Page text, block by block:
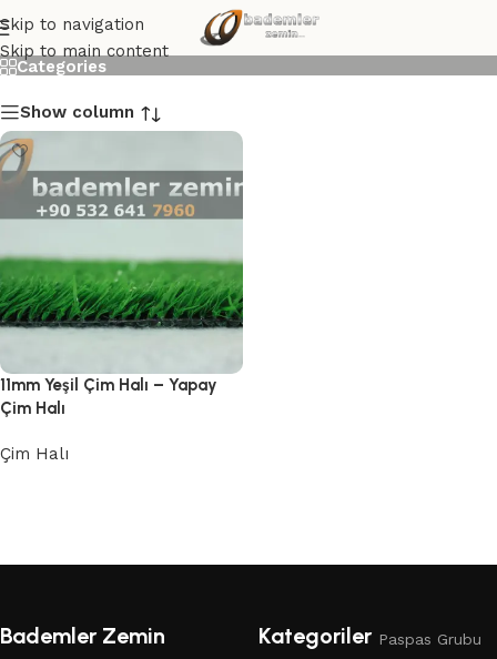
Skip to navigation
Skip to main content
11mm Çim Halı
Categories
Show column
11mm Yeşil Çim Halı – Yapay
Çim Halı
Çim Halı
Bademler Zemin Kategoriler Paspas Grubu